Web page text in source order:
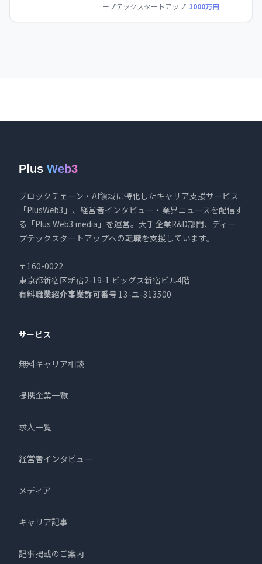
ープテックスタートアップ 1000万円
Plus Web3
ブロックチェーン・AI領域に特化したキャリア支援サービス
「PlusWeb3」、経営者インタビュー・業界ニュースを配信す
る「Plus Web3 media」を運営。大手企業R&D部門、ディー
プテックスタートアップへの転職を支援しています。
〒160-0022
東京都新宿区新宿2-19-1 ビッグス新宿ビル4階
有料職業紹介事業許可番号 13-ユ-313500
サービス
無料キャリア相談
提携企業一覧
求人一覧
経営者インタビュー
メディア
キャリア記事
記事掲載のご案内